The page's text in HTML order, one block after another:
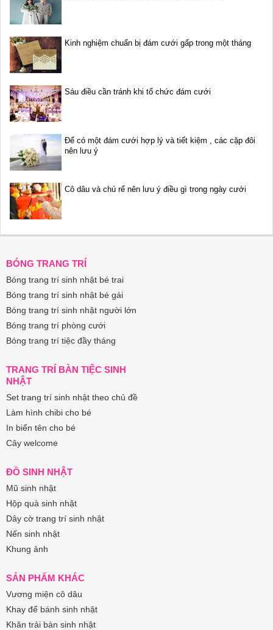
Kinh nghiệm chuẩn bị đám cưới gấp trong một tháng
Sáu điều cần tránh khi tổ chức đám cưới
Để có một đám cưới hợp lý và tiết kiệm , các cặp đôi
nên lưu ý
Cô dâu và chú rể nên lưu ý điều gì trong ngày cưới
BÓNG TRANG TRÍ
Bóng trang trí sinh nhật bé trai
Bóng trang trí sinh nhật bé gái
Bóng trang trí sinh nhật người lớn
Bóng trang trí phòng cưới
Bóng trang trí tiệc đầy tháng
TRANG TRÍ BÀN TIỆC SINH
NHẬT
Set trang trí sinh nhật theo chủ đề
Làm hình chibi cho bé
In biển tên cho bé
Cây welcome
ĐỒ SINH NHẬT
Mũ sinh nhật
Hộp quà sinh nhật
Dây cờ trang trí sinh nhật
Nến sinh nhật
Khung ảnh
SẢN PHẨM KHÁC
Vương miện cô dâu
Khay để bánh sinh nhật
Khăn trải bàn sinh nhật